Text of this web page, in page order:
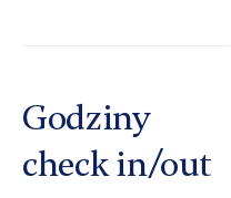
Godziny
check in/out